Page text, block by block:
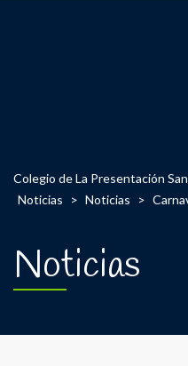
Colegio de La Presentación
Noticias
> Noticias >
Noticias